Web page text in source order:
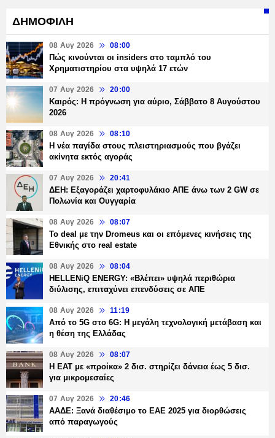
ΔΗΜΟΦΙΛΗ
08 Αυγ 2026 08:00
Πώς κινούνται οι insiders στο ταμπλό του
Χρηματιστηρίου στα υψηλά 17 ετών
07 Αυγ 2026 20:00
Καιρός: Η πρόγνωση για αύριο, Σάββατο 8 Αυγούστου
2026
08 Αυγ 2026 08:10
Η νέα παγίδα στους πλειστηριασμούς που βγάζει
ακίνητα εκτός αγοράς
07 Αυγ 2026 20:41
ΔΕΗ: Εξαγοράζει χαρτοφυλάκιο ΑΠΕ άνω των 2 GW σε
Πολωνία και Ουγγαρία
08 Αυγ 2026 08:07
Το deal με την Dromeus και οι επόμενες κινήσεις της
Εθνικής στο real estate
08 Αυγ 2026 08:04
HELLENiQ ENERGY: «Βλέπει» υψηλά περιθώρια
διύλισης, επιταχύνει επενδύσεις σε ΑΠΕ
08 Αυγ 2026 11:19
Από το 5G στο 6G: Η μεγάλη τεχνολογική μετάβαση και
η θέση της Ελλάδας
08 Αυγ 2026 08:07
Η ΕΑΤ με «προίκα» 2 δισ. στηρίζει δάνεια έως 5 δισ.
για μικρομεσαίες
07 Αυγ 2026 20:46
ΑΑΔΕ: Ξανά διαθέσιμο το ΕΑΕ 2025 για διορθώσεις
από παραγωγούς